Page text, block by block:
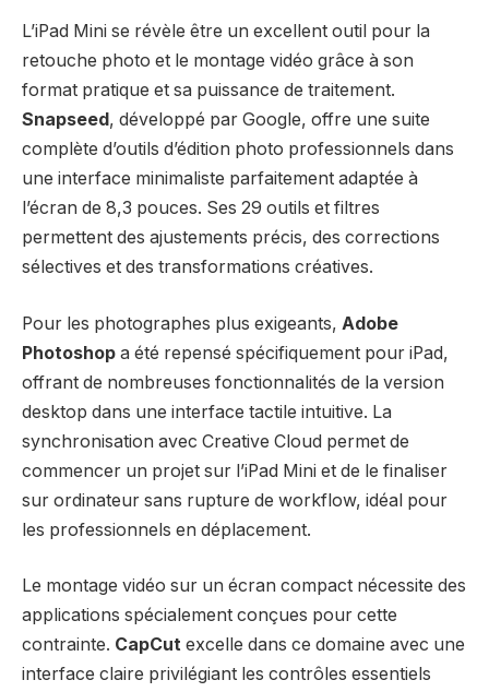
L’iPad Mini se révèle être un excellent outil pour la
retouche photo et le montage vidéo grâce à son
format pratique et sa puissance de traitement.
Snapseed, développé par Google, offre une suite
complète d’outils d’édition photo professionnels dans
une interface minimaliste parfaitement adaptée à
l’écran de 8,3 pouces. Ses 29 outils et filtres
permettent des ajustements précis, des corrections
sélectives et des transformations créatives.
Pour les photographes plus exigeants, Adobe
Photoshop a été repensé spécifiquement pour iPad,
offrant de nombreuses fonctionnalités de la version
desktop dans une interface tactile intuitive. La
synchronisation avec Creative Cloud permet de
commencer un projet sur l’iPad Mini et de le finaliser
sur ordinateur sans rupture de workflow, idéal pour
les professionnels en déplacement.
Le montage vidéo sur un écran compact nécessite des
applications spécialement conçues pour cette
contrainte. CapCut excelle dans ce domaine avec une
interface claire privilégiant les contrôles essentiels